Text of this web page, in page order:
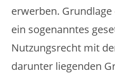
erwerben.
ein sogenanntes
Nutzungsrecht mit
darunter liegenden